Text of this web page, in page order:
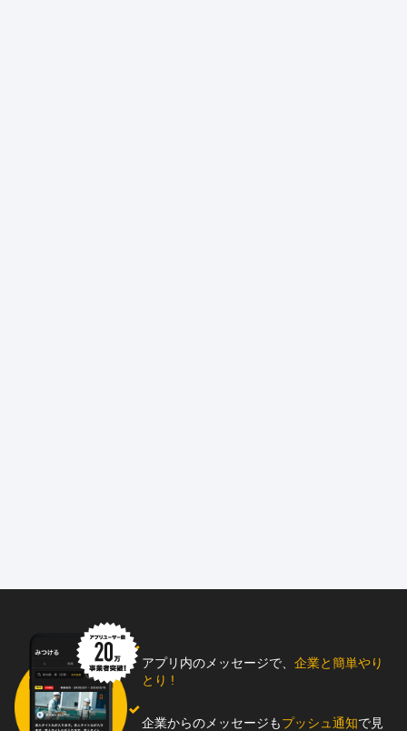
アプリ内のメッセージで、 企業と簡単やり
とり !
企業からのメッセージもプッシュ通知で見